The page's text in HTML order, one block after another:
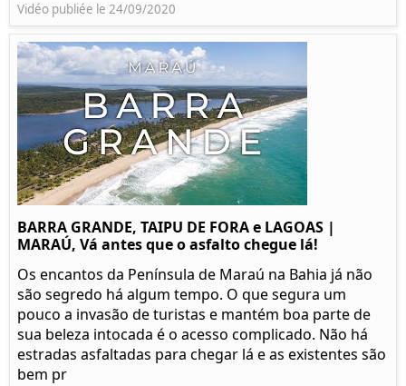
Vidéo publiée le 24/09/2020
BARRA GRANDE, TAIPU DE FORA e LAGOAS |
MARAÚ, Vá antes que o asfalto chegue lá!
Os encantos da Península de Maraú na Bahia já não
são segredo há algum tempo. O que segura um
pouco a invasão de turistas e mantém boa parte de
sua beleza intocada é o acesso complicado. Não há
estradas asfaltadas para chegar lá e as existentes são
bem pr